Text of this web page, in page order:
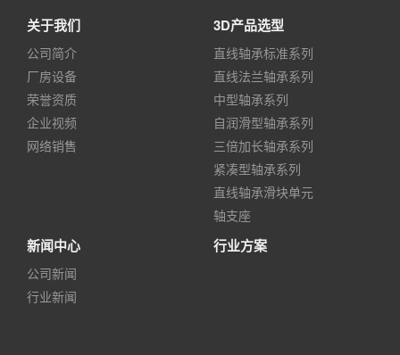
关于我们
公司简介
厂房设备
荣誉资质
企业视频
网络销售
3D产品选型
直线轴承标准系列
直线法兰轴承系列
中型轴承系列
自润滑型轴承系列
三倍加长轴承系列
紧凑型轴承系列
直线轴承滑块单元
轴支座
新闻中心
公司新闻
行业新闻
行业方案